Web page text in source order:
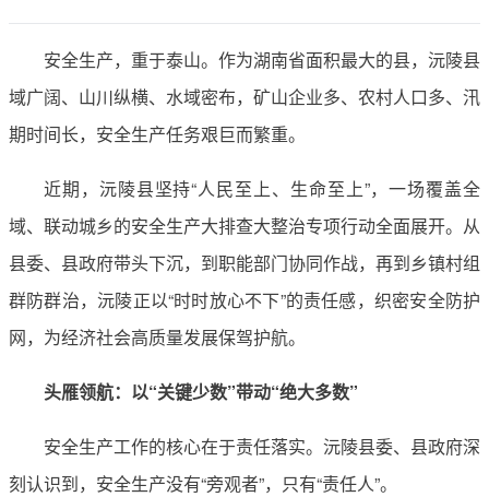
安全生产，重于泰山。作为湖南省面积最大的县，沅陵县
域广阔、山川纵横、水域密布，矿山企业多、农村人口多、汛
期时间长，安全生产任务艰巨而繁重。
近期，沅陵县坚持“人民至上、生命至上”，一场覆盖全
域、联动城乡的安全生产大排查大整治专项行动全面展开。从
县委、县政府带头下沉，到职能部门协同作战，再到乡镇村组
群防群治，沅陵正以“时时放心不下”的责任感，织密安全防护
网，为经济社会高质量发展保驾护航。
头雁领航：以“关键少数”带动“绝大多数”
安全生产工作的核心在于责任落实。沅陵县委、县政府深
刻认识到，安全生产没有“旁观者”，只有“责任人”。